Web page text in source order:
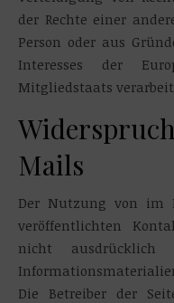
der Rechte einer
Person oder aus
Interesses der
Mitgliedstaats
Mails
Der Nutzung von im
veröffentlichten
nicht ausdrücklich
Die Betreiber der